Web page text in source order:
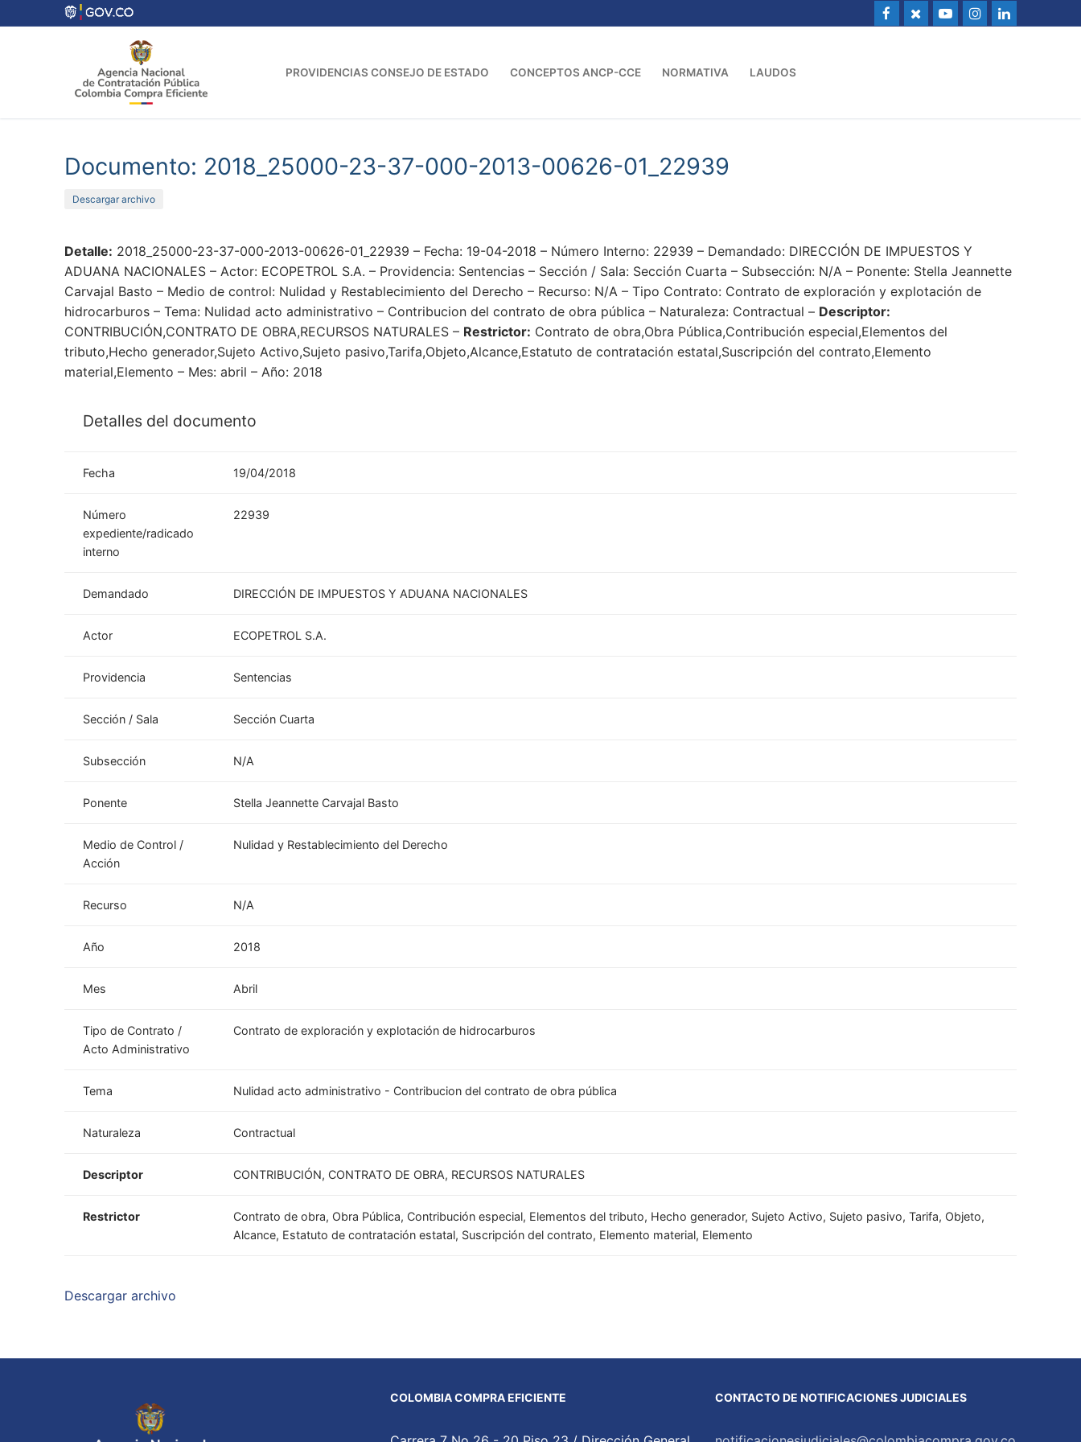
al
PROVIDENCIAS CONSEJO DE ESTADO CONCEPTOS ANCP-CCE NORMATIVA LAUDOS
Documento: 2018_25000-23-37-000-2013-00626-01_22939
Descargar archivo
Detalle: 2018_25000-23-37-000-2013-00626-01_22939 – Fecha: 19-04-2018 – Número Interno: 22939 – Demandado: DIRECCIÓN DE IMPUESTOS Y
ADUANA NACIONALES – Actor: ECOPETROL S.A. – Providencia: Sentencias – Sección / Sala: Sección Cuarta – Subsección: N/A – Ponente: Stella Jeannette
Carvajal Basto – Medio de control: Nulidad y Restablecimiento del Derecho – Recurso: N/A – Tipo Contrato: Contrato de exploración y explotación de
hidrocarburos – Tema: Nulidad acto administrativo – Contribucion del contrato de obra pública – Naturaleza: Contractual – Descriptor:
CONTRIBUCIÓN,CONTRATO DE OBRA,RECURSOS NATURALES – Restrictor: Contrato de obra,Obra Pública,Contribución especial,Elementos del
tributo,Hecho generador,Sujeto Activo,Sujeto pasivo,Tarifa,Objeto,Alcance,Estatuto de contratación estatal,Suscripción del contrato,Elemento
material,Elemento – Mes: abril – Año: 2018
Detalles del documento
Fecha 19/04/2018
Número
expediente/radicado
interno
22939
Demandado DIRECCIÓN DE IMPUESTOS Y ADUANA NACIONALES
Actor ECOPETROL S.A.
Providencia Sentencias
Sección / Sala Sección Cuarta
Subsección N/A
Ponente Stella Jeannette Carvajal Basto
Medio de Control /
Acción
Nulidad y Restablecimiento del Derecho
Recurso N/A
Año 2018
Mes Abril
Tipo de Contrato /
Acto Administrativo
Contrato de exploración y explotación de hidrocarburos
Tema Nulidad acto administrativo - Contribucion del contrato de obra pública
Naturaleza Contractual
Descriptor CONTRIBUCIÓN, CONTRATO DE OBRA, RECURSOS NATURALES
Restrictor
Contrato de obra, Obra Pública, Contribución especial, Elementos del tributo, Hecho generador, Sujeto Activo, Sujeto pasivo, Tarifa, Objeto,
Alcance, Estatuto de contratación estatal, Suscripción del contrato, Elemento material, Elemento
Descargar archivo
COLOMBIA COMPRA EFICIENTE CONTACTO DE NOTIFICACIONES JUDICIALES